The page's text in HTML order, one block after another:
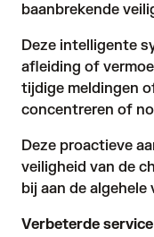
baanbrekende
Deze intelligente
afleiding of
tijdige meldingen
concentreren of
Deze proactieve
veiligheid van de
bij aan de
Verbeterde